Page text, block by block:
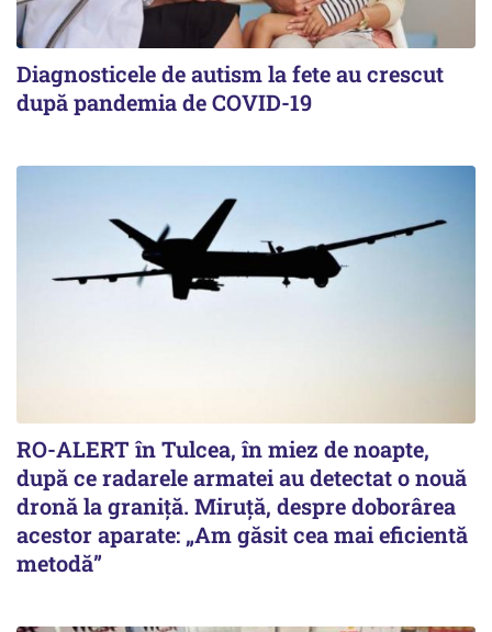
Diagnosticele de autism la fete au crescut
după pandemia de COVID-19
RO-ALERT în Tulcea, în miez de noapte,
după ce radarele armatei au detectat o nouă
dronă la graniță. Miruță, despre doborârea
acestor aparate: „Am găsit cea mai eficientă
metodă”